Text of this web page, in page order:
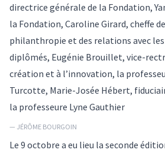
directrice générale de la Fondation,
la Fondation, Caroline Girard, cheffe
philanthropie et des relations avec
diplômés, Eugénie Brouillet, vice-
création et à l’innovation, la
Turcotte, Marie-Josée Hébert,
la professeure Lyne Gauthier
— JÉRÔME BOURGOIN
Le 9 octobre a eu lieu la seconde